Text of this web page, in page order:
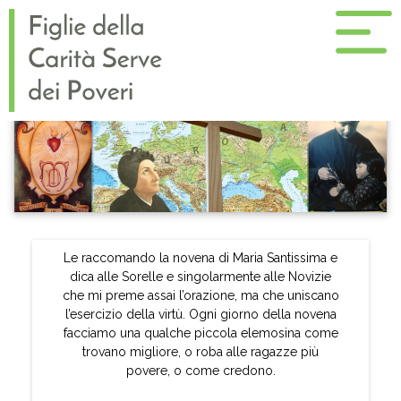
Le raccomando la novena di Maria Santissima e
dica alle Sorelle e singolarmente alle Novizie
che mi preme assai l’orazione, ma che uniscano
l’esercizio della virtù. Ogni giorno della novena
facciamo una qualche piccola elemosina come
trovano migliore, o roba alle ragazze più
povere, o come credono.